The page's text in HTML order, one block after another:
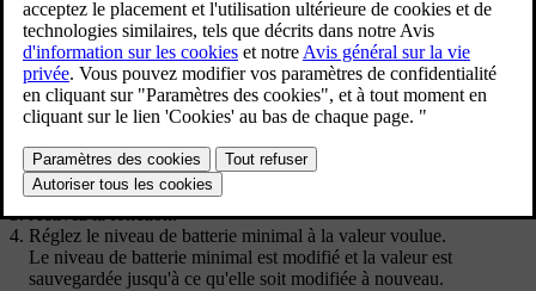
spécifique de recharge. Le niveau de batterie est automatiquement
appliqué lorsque vous rechargez votre voiture dans ce lieu. Si le
niveau de batterie minimal est atteint alors qu'un programme de
recharge est actif, la recharge est suspendue jusqu'à l'horaire de
début prévu.
Appuyez sur le symbole de voiture
allez dansRecharge en cours.
Allez dansNiveau de batterie minimum
Activez la fonction.
Réglez le niveau de batterie minimal à la valeur voulue.
Le niveau de batterie minimal est modifié et la valeur est
sauvegardée jusqu'à ce qu'elle soit modifiée à nouveau.